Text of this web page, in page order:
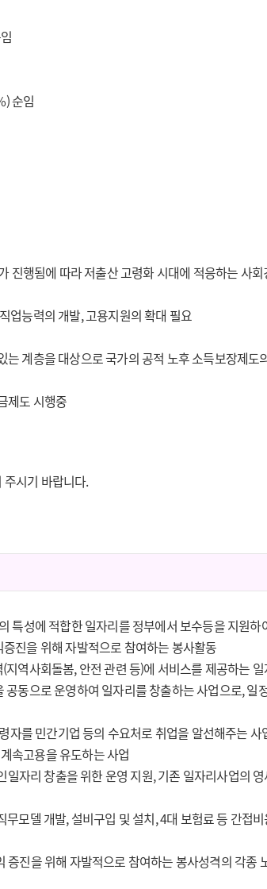
순임
행됨에 따라 저출산 고령화 시대에 적응하는 사
업능력의 개발, 고용지원의 확대 필요
계층을 대상으로 국가의 공적 노후 소득보장제도
제도 시행중
시기 바랍니다.
성에 적합한 일자리를 정부에서 보수등을 지원하
진을 위해 자발적으로 참여하는 봉사활동
역사회돌봄, 안전 관련 등)에 서비스를 제공하는
동으로 운영하여 일자리를 창출하는 사업으로,
자를 민간기업 등의 수요처로 취업을 알선해주는 사
속고용을 유도하는 사업
자리 창출을 위한 운영 지원, 기존 일자리사업의
모델 개발, 설비구입 및 설치, 4대 보험료 등 간접
진을 위해 자발적으로 참여하는 봉사성격의 각종